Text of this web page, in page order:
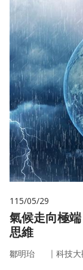
115/05/29
氣候走向極
思維
鄒明珆 ｜ 科技